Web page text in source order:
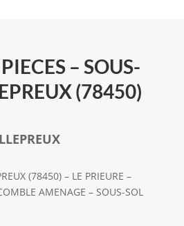
– SOUS-
(78450)
(78450) – LE PRIEURE –
AMENAGE – SOUS-SOL